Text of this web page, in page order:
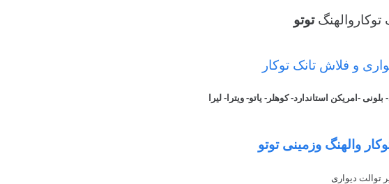
توکاروالهنگتوتو
و فلاش تانک توکار
-امریکن استاندارد- کوهلر- یاتو- ویترا- لیرا
والهنگ وزمینی توتو
توالت دیواری